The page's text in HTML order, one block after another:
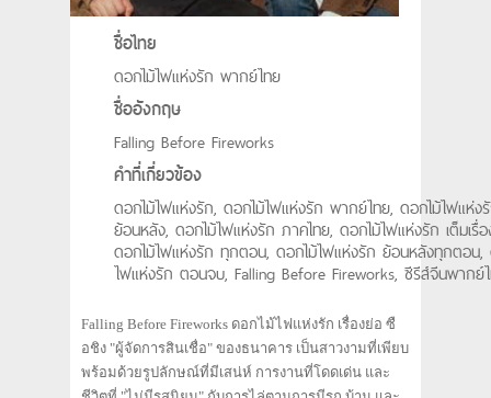
ชื่อไทย
ดอกไม้ไฟแห่งรัก พากย์ไทย
ชื่ออังกฤษ
Falling Before Fireworks
คำที่เกี่ยวข้อง
ดอกไม้ไฟแห่งรัก, ดอกไม้ไฟแห่งรัก พากย์ไทย, ดอกไม้ไฟแห่ง
ย้อนหลัง, ดอกไม้ไฟแห่งรัก ภาคไทย, ดอกไม้ไฟแห่งรัก เต็มเรื่อ
ดอกไม้ไฟแห่งรัก ทุกตอน, ดอกไม้ไฟแห่งรัก ย้อนหลังทุกตอน,
ไฟแห่งรัก ตอนจบ, Falling Before Fireworks, ซีรีส์จีนพากย์
Falling Before Fireworks ดอกไม้ไฟแห่งรัก เรื่องย่อ ซื
อชิง "ผู้จัดการสินเชื่อ" ของธนาคาร เป็นสาวงามที่เพียบ
พร้อมด้วยรูปลักษณ์ที่มีเสน่ห์ การงานที่โดดเด่น และ